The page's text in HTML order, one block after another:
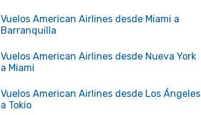
Vuelos American Airlines desde Miami a
Barranquilla
Vuelos American Airlines desde Nueva York
a Miami
Vuelos American Airlines desde Los Ángeles
a Tokio